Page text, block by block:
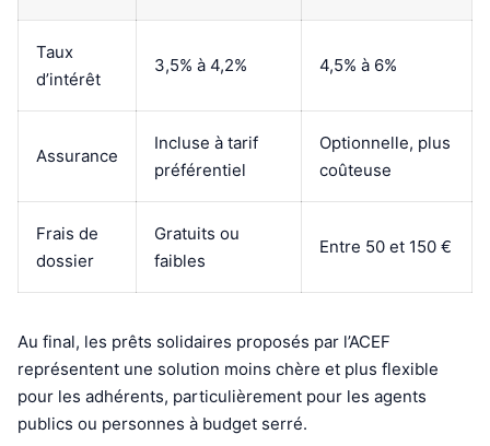
Taux
d’intérêt
3,5% à 4,2% 4,5% à 6%
Assurance
Incluse à tarif
préférentiel
Optionnelle, plus
coûteuse
Frais de
dossier
Gratuits ou
faibles
Entre 50 et 150 €
Au final, les prêts solidaires proposés par l’ACEF
représentent une solution moins chère et plus flexible
pour les adhérents, particulièrement pour les agents
publics ou personnes à budget serré.